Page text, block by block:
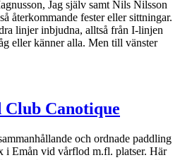
Jag själv samt Nils Nilsson
återkommande fester eller sittningar.
linjer inbjudna, alltså från I-linjen
eller känner alla. Men till vänster
Canotique
och ordnade paddling
i Emån vid vårflod m.fl. platser. Här